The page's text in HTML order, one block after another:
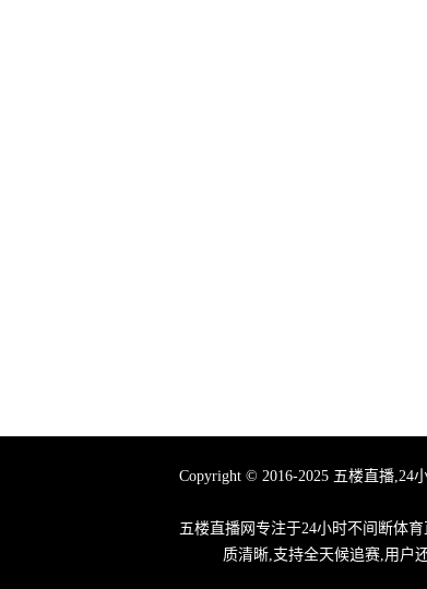
Copyright © 2016-2025 五楼直播
五楼直播网专注于24小时不间断体
质清晰,支持全天候追赛,用户